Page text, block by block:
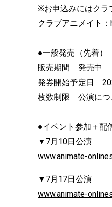
※お申込みにはクラ
クラブアニメイト：
●一般発売（先着）
販売期間 発売中
発券開始予定日
枚数制限 公演につ
●イベント参加＋配
▼7月10日公演
www.animate-
▼7月17日公演
www.animate-